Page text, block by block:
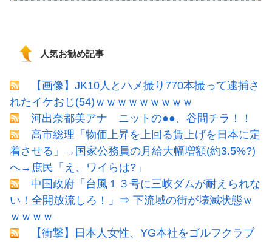
人気お勧め記事
【画像】JK10人とハメ撮り770本撮って逮捕さ
れたイケおじ(54)ｗｗｗｗｗｗｗｗｗ
河出奈都美アナ ニットの●●、谷間チラ！！
高市総理「物価上昇を上回る賃上げを日本に定
着させる」→国家公務員の月給大幅増額(約3.5%?)
へ→庶民「え、ワイらは?」
中国政府「台風１３号に三峡ダムが耐えられな
い！全開放流しろ！」⇒ 下流域の街が壊滅状態ｗ
ｗｗｗｗ
【衝撃】日本人女性、YG本社をゴルフクラブ